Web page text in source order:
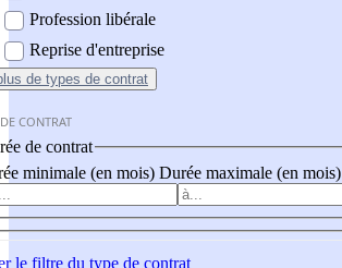
Profession libérale
Reprise d'entreprise
de types de contrat
CONTRAT
de contrat
minimale (en mois) Durée maximale (en mois)
le filtre du type de contrat